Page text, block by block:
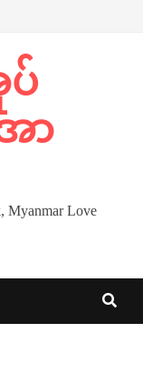
ပ်
ာ
Myanmar Love